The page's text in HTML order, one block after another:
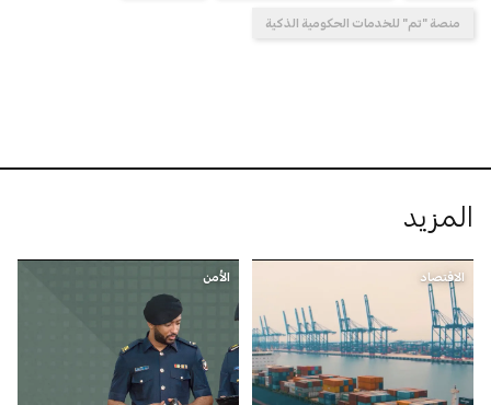
منصة "تم" للخدمات الحكومية الذكية
المزيد
الاقتصاد الأمن